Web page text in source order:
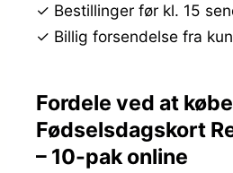
✓ Bestillinger før kl. 15
✓ Billig forsendelse fra
Fordele ved at købe
Fødselsdagskort
– 10-pak online